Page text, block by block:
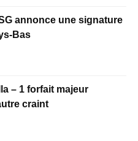
annonce une signature
Bas
– 1 forfait majeur
craint